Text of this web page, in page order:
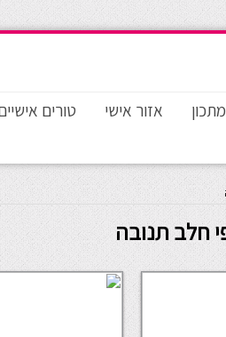
אזור אישי טורים
חלב תנובה